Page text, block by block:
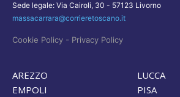
Sede legale: Via Cairoli, 30 - 57123 Livorno
massacarrara@corrieretoscano.it
Cookie Policy - Privacy Policy
AREZZO
EMPOLI
LUCCA
PISA